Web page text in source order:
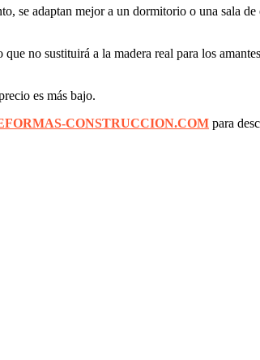
se adaptan mejor a un dormitorio o una sala
no sustituirá a la madera real para los
es más bajo.
CONSTRUCCION.COM para